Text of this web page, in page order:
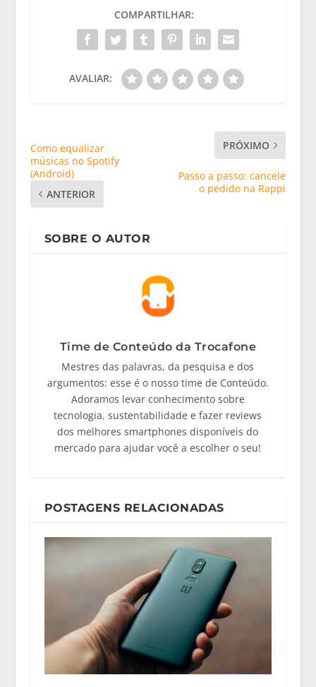
COMPARTILHAR:
AVALIAR:
Como equalizar
músicas no Spotify
(Android)
ANTERIOR
PRÓXIMO
Passo a passo: cancele
o pedido na Rappi
SOBRE O AUTOR
Time de Conteúdo da Trocafone
Mestres das palavras, da pesquisa e dos
argumentos: esse é o nosso time de Conteúdo.
Adoramos levar conhecimento sobre
tecnologia, sustentabilidade e fazer reviews
dos melhores smartphones disponíveis do
mercado para ajudar você a escolher o seu!
POSTAGENS RELACIONADAS